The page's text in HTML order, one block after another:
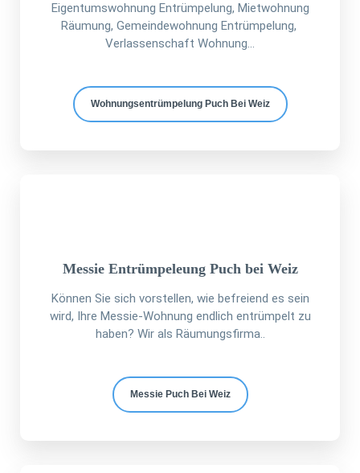
Eigentumswohnung Entrümpelung, Mietwohnung
Räumung, Gemeindewohnung Entrümpelung,
Verlassenschaft Wohnung...
Wohnungsentrümpelung Puch Bei Weiz
Messie Entrümpeleung Puch bei Weiz
Können Sie sich vorstellen, wie befreiend es sein
wird, Ihre Messie-Wohnung endlich entrümpelt zu
haben? Wir als Räumungsfirma..
Messie Puch Bei Weiz